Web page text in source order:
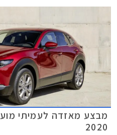
מבצע מאזדה לעמיתי
2020